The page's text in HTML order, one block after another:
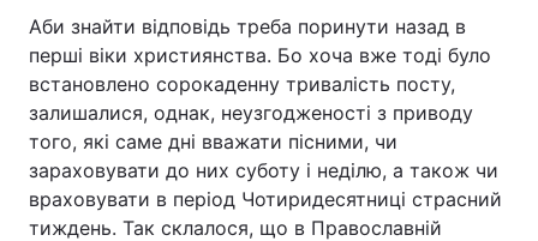
Аби знайти відповідь треба поринути назад в
перші віки християнства. Бо хоча вже тоді було
встановлено сорокаденну тривалість посту,
залишалися, однак, неузгодженості з приводу
того, які саме дні вважати пісними, чи
зараховувати до них суботу і неділю, а також чи
враховувати в період Чотиридесятниці страсний
тиждень. Так склалося, що в Православній